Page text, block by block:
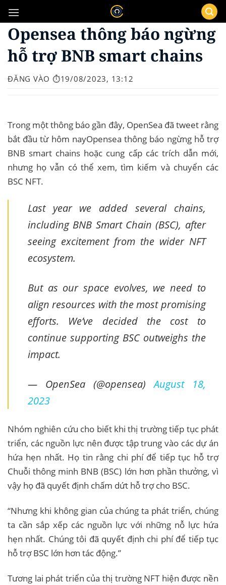
qua
nội
dung
Opensea thông báo ngừng
hỗ trợ BNB smart chains
ĐĂNG VÀO ⏱️19/08/2023, 13:12
Trong một thông báo gần đây, OpenSea đã tweet rằng
bắt đầu từ hôm nayOpensea thông báo ngừng hỗ trợ
BNB smart chains hoặc cung cấp các trích dẫn mới,
nhưng họ vẫn có thể xem, tìm kiếm và chuyển các
BSC NFT.
Last year we added several chains,
including BNB Smart Chain (BSC), after
seeing excitement from the wider NFT
ecosystem.
But as our space evolves, we need to
align resources with the most promising
efforts. We’ve decided the cost to
continue supporting BSC outweighs the
impact.
— OpenSea (@opensea)August 18,
2023
Nhóm nghiên cứu cho biết khi thị trường tiếp tục phát
triển, các nguồn lực nên được tập trung vào các dự án
hứa hẹn nhất. Họ tin rằng chi phí để tiếp tục hỗ trợ
Chuỗi thông minh BNB (BSC) lớn hơn phần thưởng, vì
vậy họ đã quyết định chấm dứt hỗ trợ cho BSC.
“Nhưng khi không gian của chúng ta phát triển, chúng
ta cần sắp xếp các nguồn lực với những nỗ lực hứa
hẹn nhất. Chúng tôi đã quyết định chi phí để tiếp tục
hỗ trợ BSC lớn hơn tác động.”
Tương lai phát triển của thị trường NFT hiện được nền